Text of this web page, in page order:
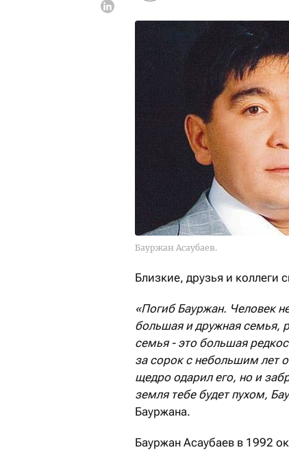
Бауржан Асаубаев.
Близкие, друзья и коллеги
«Погиб Бауржан. Человек
большая и дружная семья,
семья - это большая
за сорок с небольшим лет
щедро одарил его, но и
земля тебе будет пухом,
Бауржана.
Бауржан Асаубаев в 1992